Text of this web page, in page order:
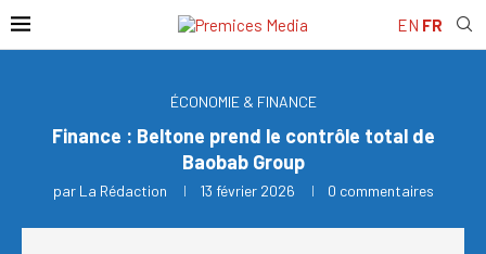
EN FR
ÉCONOMIE & FINANCE
Finance : Beltone prend le contrôle total de
Baobab Group
par La Rédaction 13 février 2026 0 commentaires